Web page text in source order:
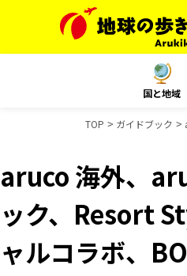
国と地域
TOP ガイドブック
aruco 海外、
ック、Resort
ャルコラボ、